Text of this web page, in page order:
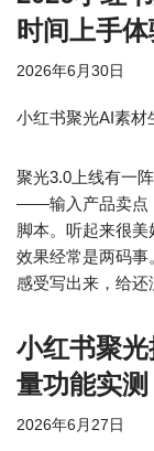
时间上手
2026年6月30日
小红书聚光AI素材
聚光3.0上线有一
——输入产品卖点
脚本。听起来很
效果经常是两码
感受写出来，给
小红书聚
量功能实测
2026年6月27日